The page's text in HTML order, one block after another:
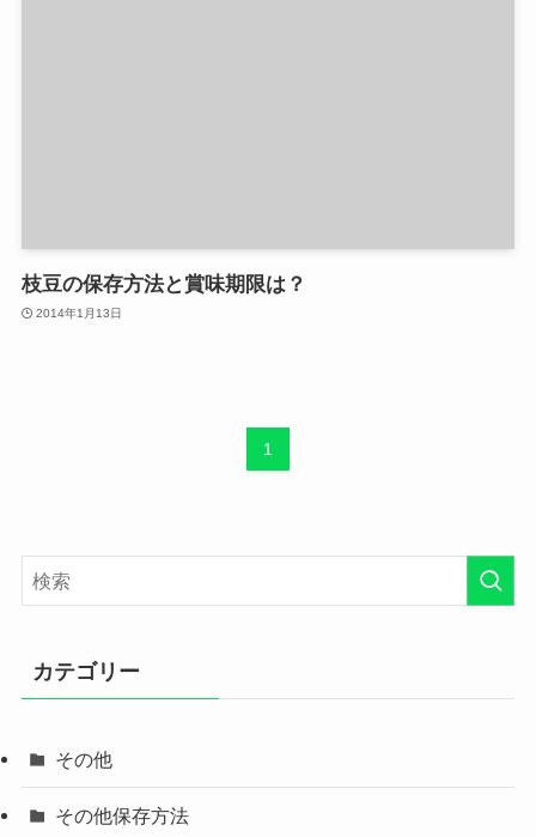
枝豆の保存方法と賞味期限は？
2014年1月13日
1
カテゴリー
その他
その他保存方法